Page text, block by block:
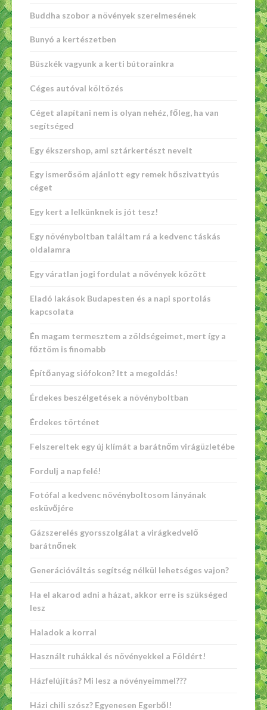
Buddha szobor a növények szerelmesének
Bunyó a kertészetben
Büszkék vagyunk a kerti bútorainkra
Céges autóval költözés
Céget alapítani nem is olyan nehéz, főleg, ha van
segítséged
Egy ékszershop, ami sztárkertészt nevelt
Egy ismerősöm ajánlott egy remek hőszivattyús
céget
Egy kert a lelkünknek is jót tesz!
Egy növényboltban találtam rá a kedvenc táskás
oldalamra
Egy váratlan jogi fordulat a növények között
Eladó lakások Budapesten és a napi sportolás
kapcsolata
Én magam termesztem a zöldségeimet, mert így a
főztöm is finomabb
Építőanyag siófokon? Itt a megoldás!
Érdekes beszélgetések a növényboltban
Érdekes történet
Felszereltek egy új klímát a barátnőm virágüzletébe
Fordulj a nap felé!
Fotófal a kedvenc növényboltosom lányának
esküvőjére
Gázszerelés gyorsszolgálat a virágkedvelő
barátnőnek
Generációváltás segítség nélkül lehetséges vajon?
Ha el akarod adni a házat, akkor erre is szükséged
lesz
Haladok a korral
Használt ruhákkal és növényekkel a Földért!
Házfelújítás? Mi lesz a növényeimmel???
Házi chili szósz? Egyenesen Egerből!